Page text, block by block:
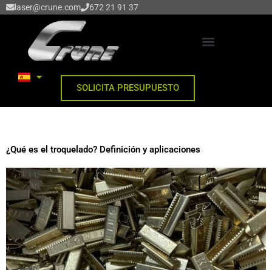
contenido
laser@crune.com 672 21 91 37
SOLICITA PRESUPUESTO
¿Qué es el troquelado? Definición y aplicaciones